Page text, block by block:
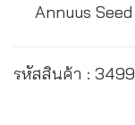
Annuus Seed
รหัสสินค้า :